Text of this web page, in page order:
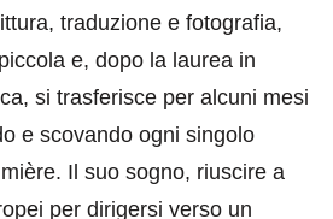
traduzione e fotografia,
e, dopo la laurea in
si trasferisce per alcuni mesi
e scovando ogni singolo
Il suo sogno, riuscire a
per dirigersi verso un